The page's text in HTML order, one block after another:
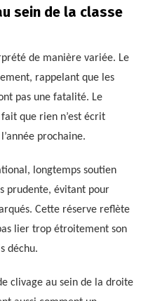
sein de la classe
de manière variée. Le
rappelant que les
pas une fatalité. Le
que rien n’est écrit
prochaine.
longtemps soutien
prudente, évitant pour
Cette réserve reflète
lier trop étroitement son
déchu.
clivage au sein de la droite